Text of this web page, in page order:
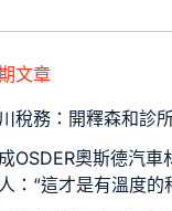
文章
稅務：開釋森和診
成OSDER奧斯德汽
：“這才是有溫度的